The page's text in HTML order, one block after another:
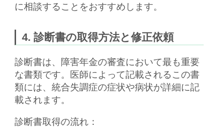
に相談することをおすすめします。
4. 診断書の取得方法と修正依頼
診断書は、障害年金の審査において最も重要
な書類です。医師によって記載されるこの書
類には、統合失調症の症状や病状が詳細に記
載されます。
診断書取得の流れ：